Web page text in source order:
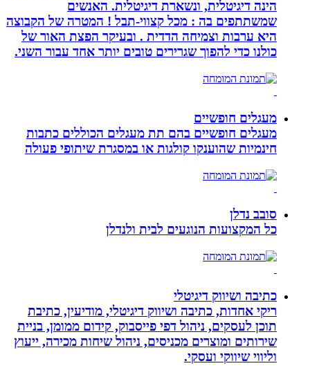
הינה דיגיטלית, ונשארת דיגיטלית. האנשים
שמשתתפים בה : מכל קצווי-תבל ! המטרה של הקבוצה
היא ערבות וצמיחה הדדית . ובעיקר הפצת האור של
כולנו כדי להפוך שגרירים טובים יותר אחד עבור השני.
מעגלים חופשיים
מעגלים חופשיים בהם תת מעגלים הכוללים כתבות
חינמיות שהוענקו קולגות או במסגרת שיתופי פעולה
סובב נדלן
כל המקצועות הנוגעים לבית ולנדלן
כתיבה ושיווק דיגיטלי
ריקי אחדות, כתיבה ושיווק דיגיטלי, מודיעין, כתיבת
תוכן לעסקים, ניהול דפי פייסבוק, קידום ממומן, בניית
שירותים ומוצרים מכניסים, ניהול שיחות מכירה, ייעוץ
וליווי שיווקי ועסקי.